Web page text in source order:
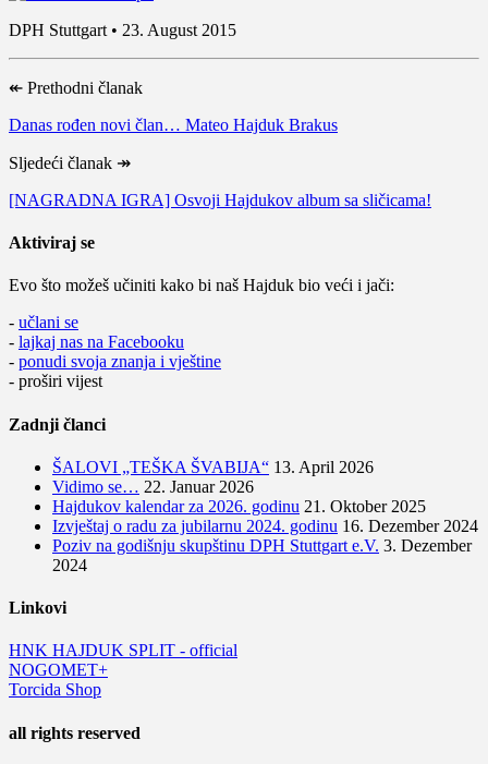
DPH Stuttgart • 23. August 2015
↞ Prethodni članak
Danas rođen novi član… Mateo Hajduk Brakus
Sljedeći članak ↠
[NAGRADNA IGRA] Osvoji Hajdukov album sa sličicama!
Aktiviraj se
Evo što možeš učiniti kako bi naš Hajduk bio veći i jači:
- učlani se
- lajkaj nas na Facebooku
- ponudi svoja znanja i vještine
- proširi vijest
Zadnji članci
ŠALOVI „TEŠKA ŠVABIJA“ 13. April 2026
Vidimo se… 22. Januar 2026
Hajdukov kalendar za 2026. godinu 21. Oktober 2025
Izvještaj o radu za jubilarnu 2024. godinu 16. Dezember 2024
Poziv na godišnju skupštinu DPH Stuttgart e.V. 3. Dezember
2024
Linkovi
HNK HAJDUK SPLIT - official
NOGOMET+
Torcida Shop
all rights reserved